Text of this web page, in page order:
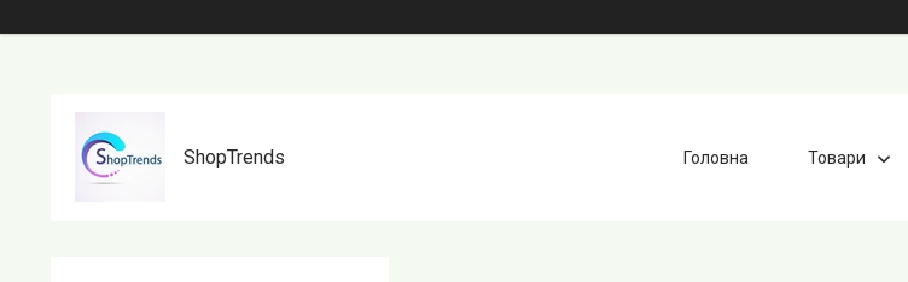
ShopTrends Головна Товари